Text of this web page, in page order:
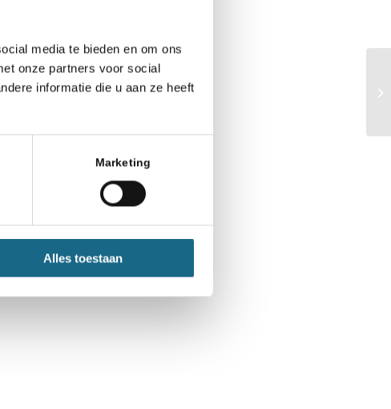
media te bieden en om ons
onze partners voor social
informatie die u aan ze heeft
Marketing
Alles toestaan